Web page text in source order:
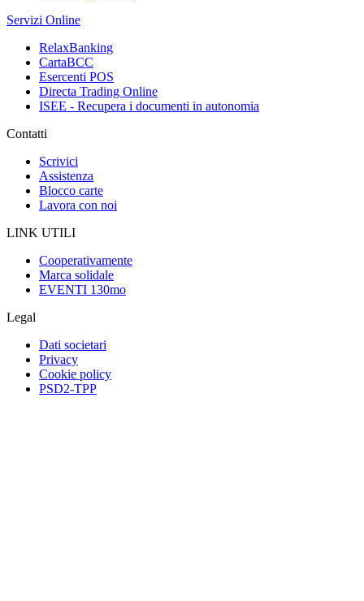
Servizi Online
RelaxBanking
CartaBCC
Esercenti POS
Directa Trading Online
ISEE - Recupera i documenti in autonomia
Contatti
Scrivici
Assistenza
Blocco carte
Lavora con noi
LINK UTILI
Cooperativamente
Marca solidale
EVENTI 130mo
Legal
Dati societari
Privacy
Cookie policy
PSD2-TPP